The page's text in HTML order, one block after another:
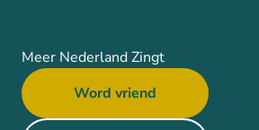
Meer Nederland Zingt
Word vriend